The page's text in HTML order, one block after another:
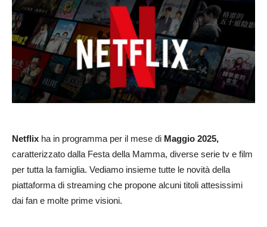
Netflix ha in programma per il mese di Maggio 2025,
caratterizzato dalla Festa della Mamma, diverse serie tv e film
per tutta la famiglia. Vediamo insieme tutte le novità della
piattaforma di streaming che propone alcuni titoli attesissimi
dai fan e molte prime visioni.